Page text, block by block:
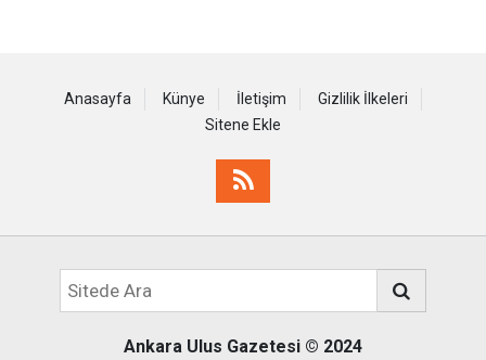
Anasayfa Künye İletişim
Gizlilik İlkeleri
Sitene Ekle
Ankara Ulus Gazetesi © 2024